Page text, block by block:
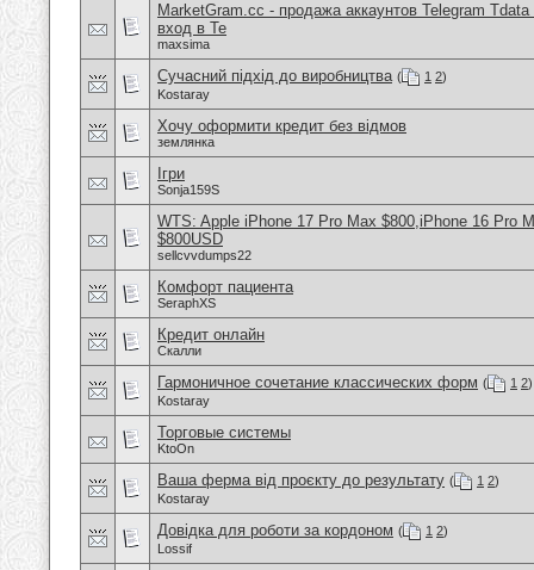
MarketGram.cc - продажа аккаунтов Telegram
вход в Te
maxsima
Сучасний підхід до виробництва ( 1 2)
Kostaray
Хочу оформити кредит без відмов
землянка
Ігри
Sonja159S
WTS: Apple iPhone 17 Pro Max $800,iPhone 16 Pro
$800USD
sellcvvdumps22
Комфорт пациента
SeraphXS
Кредит онлайн
Скалли
Гармоничное сочетание классических форм ( 1 2)
Kostaray
Торговые системы
KtoOn
Ваша ферма від проєкту до результату ( 1 2)
Kostaray
Довідка для роботи за кордоном ( 1 2)
Lossif